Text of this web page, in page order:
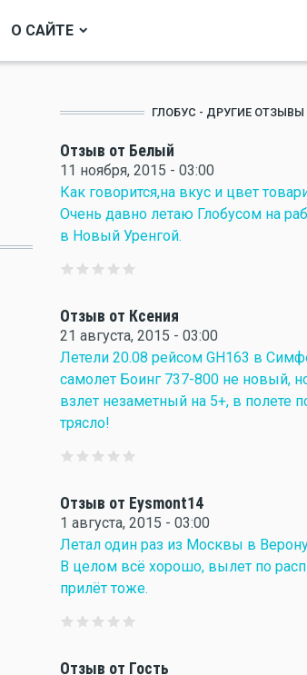
О САЙТЕ
ГЛОБУС - ДРУГИЕ ОТЗЫВЫ
Отзыв от Белый
11 ноября, 2015 - 03:00
Как говорится,на вкус и цвет
Очень давно летаю Глобусом на
в Новый Уренгой.
Отзыв от Ксения
21 августа, 2015 - 03:00
Летели 20.08 рейсом GH163 в
самолет Боинг 737-800 не новый,
взлет незаметный на 5+, в полете
трясло!
Отзыв от Eysmont14
1 августа, 2015 - 03:00
Летал один раз из Москвы в
В целом всё хорошо, вылет по
прилёт тоже.
Отзыв от Гость